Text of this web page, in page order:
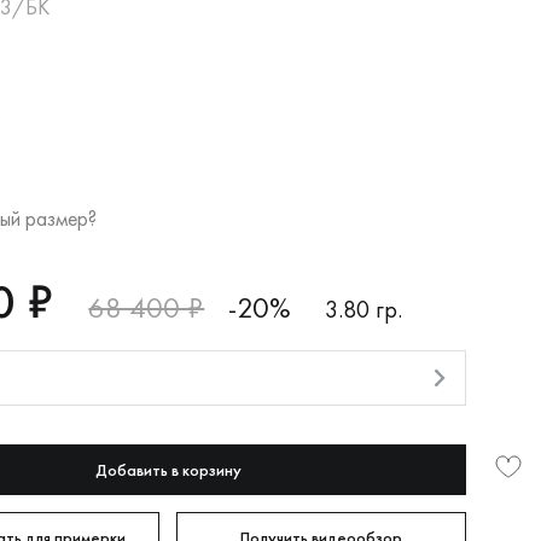
БК
размер?
₽ 68 400 ₽ -20% 3.80 гр.
Добавить в корзину